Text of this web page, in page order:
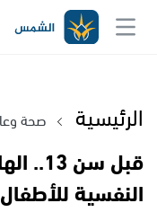
الرئيسية صحة
قبل
النفسية للأطفال